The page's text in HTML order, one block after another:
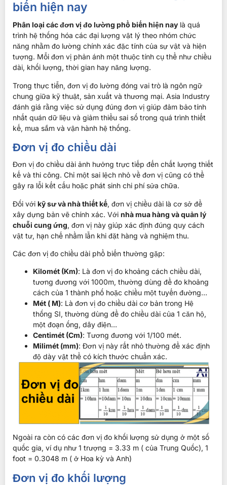
biến hiện nay
Phân loại các đơn vị đo lường phổ biến hiện nay là quá
trình hệ thống hóa các đại lượng vật lý theo nhóm chức
năng nhằm đo lường chính xác đặc tính của sự vật và hiện
tượng. Mỗi đơn vị phản ánh một thuộc tính cụ thể như chiều
dài, khối lượng, thời gian hay năng lượng.
Trong thực tiễn, đơn vị đo lường đóng vai trò là ngôn ngữ
chung giữa kỹ thuật, sản xuất và thương mại. Asia Industry
đánh giá rằng việc sử dụng đúng đơn vị giúp đảm bảo tính
nhất quán dữ liệu và giảm thiểu sai số trong quá trình thiết
kế, mua sắm và vận hành hệ thống.
Đơn vị đo chiều dài
Đơn vị đo chiều dài ảnh hưởng trực tiếp đến chất lượng thiết
kế và thi công. Chỉ một sai lệch nhỏ về đơn vị cũng có thể
gây ra lỗi kết cấu hoặc phát sinh chi phí sửa chữa.
Đối với kỹ sư và nhà thiết kế, đơn vị chiều dài là cơ sở để
xây dựng bản vẽ chính xác. Với nhà mua hàng và quản lý
chuỗi cung ứng, đơn vị này giúp xác định đúng quy cách
vật tư, hạn chế nhầm lẫn khi đặt hàng và nghiệm thu.
Các đơn vị đo chiều dài phổ biến thường gặp:
Kilomét (Km): Là đơn vị đo khoảng cách chiều dài,
tương đương với 1000m, thường dùng để đo khoảng
cách của 1 thành phố hoặc chiều một tuyến đường…
Mét ( M): Là đơn vị đo chiều dài cơ bản trong Hệ
thống SI, thường dùng để đo chiều dài của 1 căn hộ,
một đoạn ống, dây điện…
Centimét (Cm): Tương đương với 1/100 mét.
Milimét (mm): Đơn vị này rất nhỏ thường để xác định
độ dày vật thể có kích thước chuẩn xác.
Ngoài ra còn có các đơn vị đo khối lượng sử dụng ở một số
quốc gia, ví dụ như 1 trượng = 3.33 m ( của Trung Quốc), 1
foot = 0.3048 m ( ở Hoa kỳ và Anh)
Đơn vị đo khối lượng